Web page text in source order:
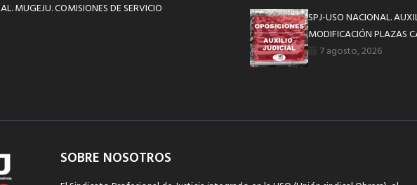
MUGEJU. COMISIONES DE SERVICIO
SPJ-USO NACIONAL.
MODIFICACIÓN PLAZAS
7 agosto, 2026
SOBRE NOSOTROS